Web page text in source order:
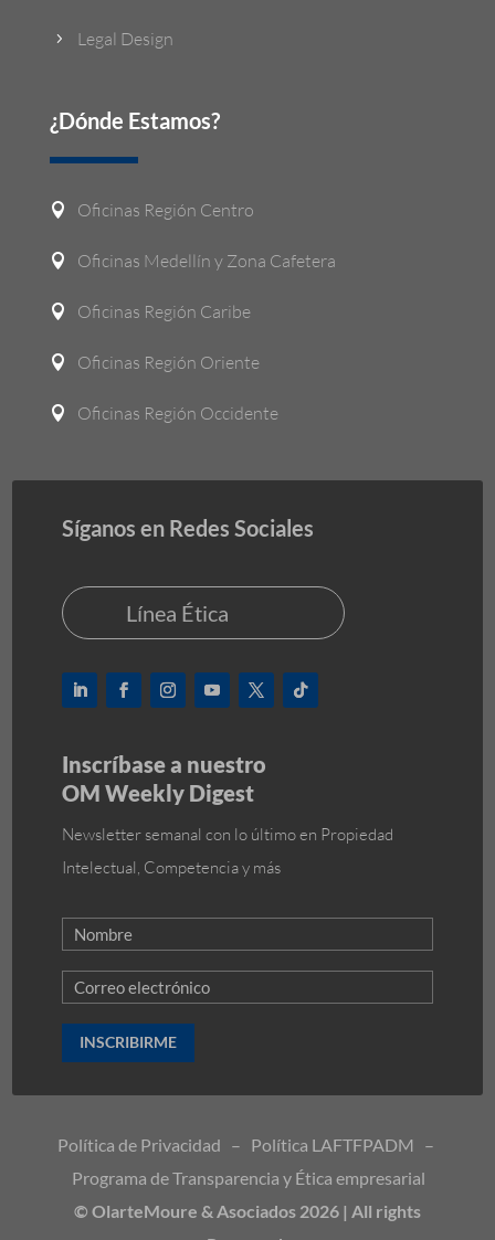
5 Legal Design
¿Dónde Estamos?
 Oficinas Región Centro
 Oficinas Medellín y Zona Cafetera
 Oficinas Región Caribe
 Oficinas Región Oriente
 Oficinas Región Occidente
Síganos en Redes Sociales
Línea Ética
Inscríbase a nuestro
OM Weekly Digest
Newsletter semanal con lo último en Propiedad
Intelectual, Competencia y más
INSCRIBIRME
Política de Privacidad – Política LAFTFPADM –
Programa de Transparencia y Ética empresarial
© OlarteMoure & Asociados 2026 | All rights